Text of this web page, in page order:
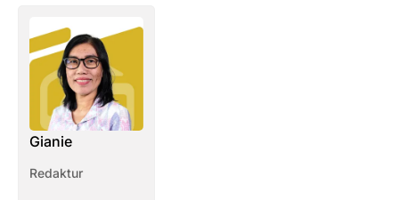
Gianie
Redaktur